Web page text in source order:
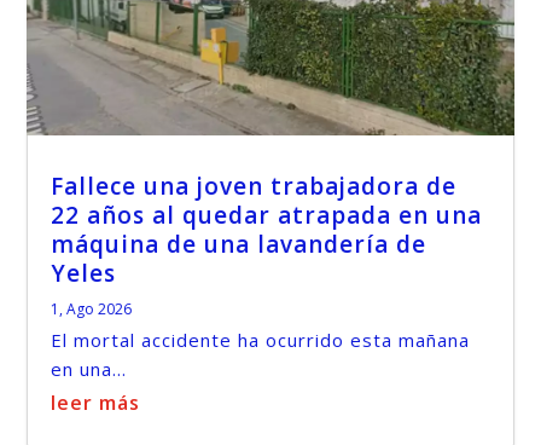
Fallece una joven trabajadora de
22 años al quedar atrapada en una
máquina de una lavandería de
Yeles
1, Ago 2026
El mortal accidente ha ocurrido esta mañana
en una...
leer más